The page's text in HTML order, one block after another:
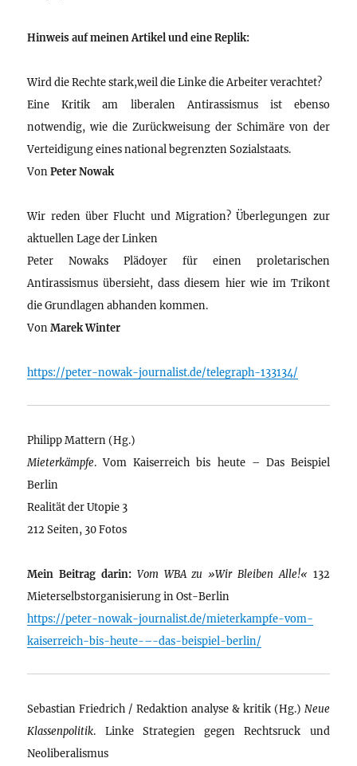
Hinweis auf meinen Artikel und eine Replik:
Wird die Rechte stark,weil die Linke die Arbeiter verachtet?
Eine Kritik am liberalen Antirassismus ist ebenso
notwendig, wie die Zurückweisung der Schimäre von der
Verteidigung eines national begrenzten Sozialstaats.
VonPeter Nowak
Wir reden über Flucht und Migration? Überlegungen zur
aktuellen Lage der Linken
Peter Nowaks Plädoyer für einen proletarischen
Antirassismus übersieht, dass diesem hier wie im Trikont
die Grundlagen abhanden kommen.
VonMarek Winter
https://peter-nowak-journalist.de/telegraph-133134/
Philipp Mattern (Hg.)
Mieterkämpfe. Vom Kaiserreich bis heute – Das Beispiel
Berlin
Realität der Utopie 3
212 Seiten, 30 Fotos
Mein Beitrag darin: Vom WBA zu »Wir Bleiben Alle!« 132
Mieterselbstorganisierung in Ost-Berlin
https://peter-nowak-journalist.de/mieterkampfe-vom-
kaiserreich-bis-heute-–-das-beispiel-berlin/
Sebastian Friedrich / Redaktion analyse & kritik (Hg.) Neue
Klassenpolitik. Linke Strategien gegen Rechtsruck und
Neoliberalismus